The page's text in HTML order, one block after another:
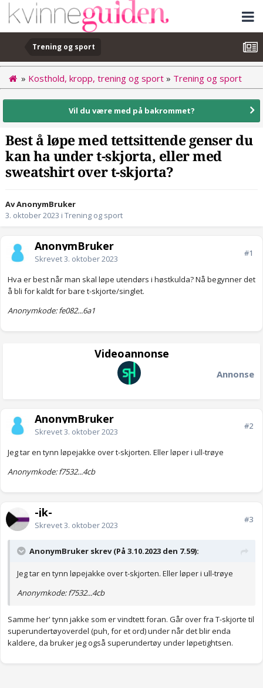
Trening og sport
» Kosthold, kropp, trening og sport » Trening og sport
Vil du være med på bakrommet?
Best å løpe med tettsittende genser du
kan ha under t-skjorta, eller med
sweatshirt over t-skjorta?
Av AnonymBruker
3. oktober 2023 i Trening og sport
AnonymBruker
Skrevet3. oktober 2023
#1
Hva er best når man skal løpe utendørs i høstkulda? Nå begynner det
å bli for kaldt for bare t-skjorte/singlet.
Anonymkode: fe082...6a1
Videoannonse
Annonse
AnonymBruker
Skrevet3. oktober 2023
#2
Jeg tar en tynn løpejakke over t-skjorten. Eller løper i ull-trøye
Anonymkode: f7532...4cb
-jk-
Skrevet3. oktober 2023
#3
AnonymBruker skrev (På 3.10.2023 den 7.59):
Jeg tar en tynn løpejakke over t-skjorten. Eller løper i ull-trøye
Anonymkode: f7532...4cb
Samme her' tynn jakke som er vindtett foran. Går over fra T-skjorte til
superundertøyoverdel (puh, for et ord) under når det blir enda
kaldere, da bruker jeg også superundertøy under løpetightsen.